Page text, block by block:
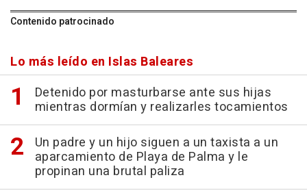
Contenido patrocinado
Lo más leído en Islas Baleares
Detenido por masturbarse ante sus hijas
mientras dormían y realizarles tocamientos
Un padre y un hijo siguen a un taxista a un
aparcamiento de Playa de Palma y le
propinan una brutal paliza